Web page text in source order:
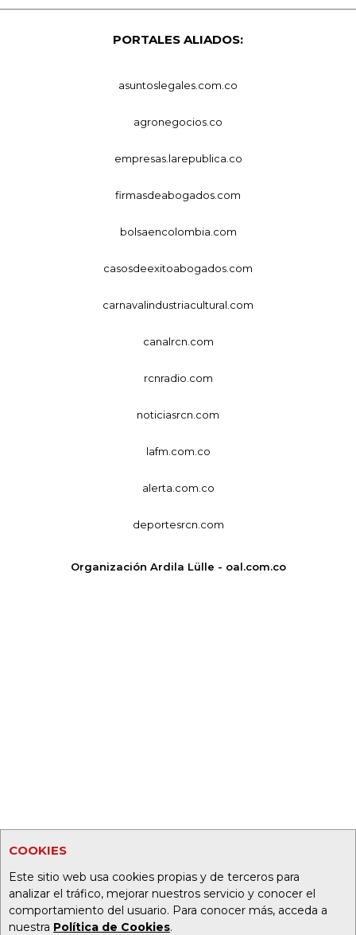
COOKIES
Este sitio web usa cookies propias y de terceros para
analizar el tráfico, mejorar nuestros servicio y conocer el
comportamiento del usuario. Para conocer más, acceda a
nuestra Política de Cookies.
PORTALES ALIADOS:
asuntoslegales.com.co
agronegocios.co
empresas.larepublica.co
firmasdeabogados.com
bolsaencolombia.com
casosdeexitoabogados.com
carnavalindustriacultural.com
canalrcn.com
rcnradio.com
noticiasrcn.com
lafm.com.co
alerta.com.co
deportesrcn.com
Organización Ardila Lülle - oal.com.co